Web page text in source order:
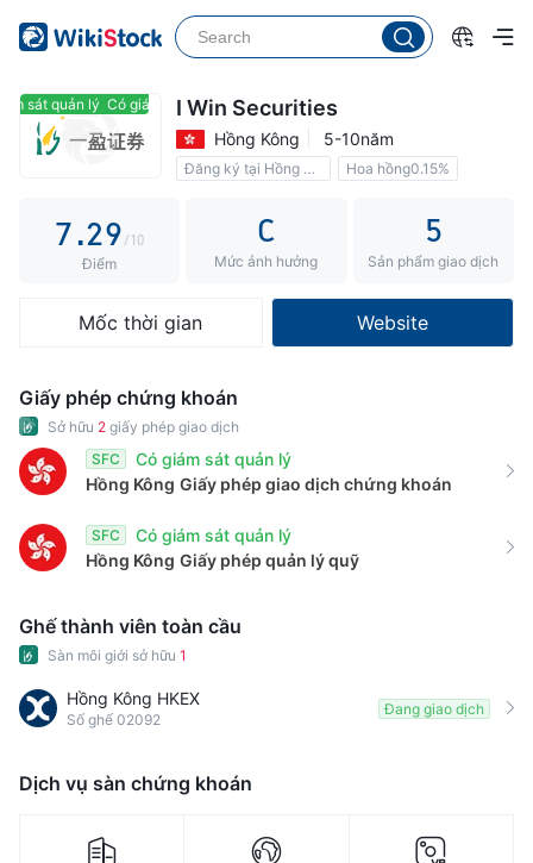
sát quản lý Có giám sát quản lýI Win Securities
Hồng Kông 5-10năm
Đăng ký tại Hồng Kông Hoa hồng0.15%
2
4
5
7.
0
2
3
4
6
7
8
9
4
6
7
9 /10
Điểm
C
Mức ảnh hưởng
5
Sản phẩm giao dịch
Mốc thời gian Website
Giấy phép chứng khoán
Sở hữu 2 giấy phép giao dịch
SFC
Có giám sát quản lý
Hồng Kông Giấy phép giao dịch chứng khoán
SFC
Có giám sát quản lý
Hồng Kông Giấy phép quản lý quỹ
Ghế thành viên toàn cầu
Sàn môi giới sở hữu 1
Hồng Kông HKEX
Số ghế 02092
Đang giao dịch
Dịch vụ sàn chứng khoán